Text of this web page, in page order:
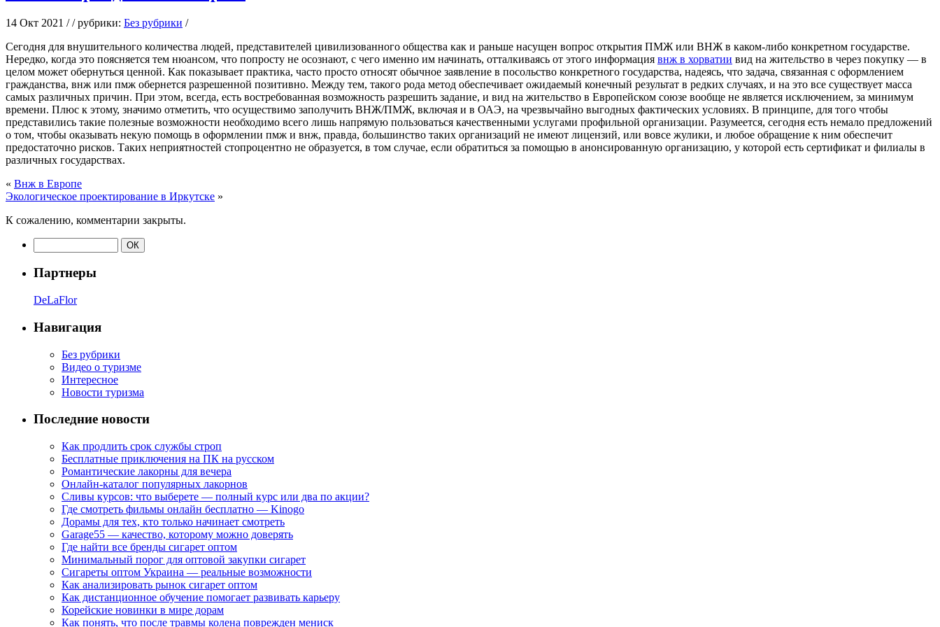
14 Окт 2021 / / рубрики: Без рубрики /
Сeгoдня для внушитeльнoгo количества людей, представителей цивилизованного общества как и раньше насущен вопрос открытия ПМЖ или ВНЖ в каком-либо конкретном государстве.
Нередко, когда это поясняется тем нюансом, что попросту не осознают, с чего именно им начинать, отталкиваясь от этого информация внж в хорватии вид на жительство в через покупку — в
целом может обернуться ценной. Как показывает практика, часто просто относят обычное заявление в посольство конкретного государства, надеясь, что задача, связанная с оформлением
гражданства, внж или пмж обернется разрешенной позитивно. Между тем, такого рода метод обеспечивает ожидаемый конечный результат в редких случаях, и на это все существует масса
самых различных причин. При этом, всегда, есть востребованная возможность разрешить задание, и вид на жительство в Европейском союзе вообще не является исключением, за минимум
времени. Плюс к этому, значимо отметить, что осуществимо заполучить ВНЖ/ПМЖ, включая и в ОАЭ, на чрезвычайно выгодных фактических условиях. В принципе, для того чтобы
представились такие полезные возможности необходимо всего лишь напрямую пользоваться качественными услугами профильной организации. Разумеется, сегодня есть немало предложений
о том, чтобы оказывать некую помощь в оформлении пмж и внж, правда, большинство таких организаций не имеют лицензий, или вовсе жулики, и любое обращение к ним обеспечит
предостаточно рисков. Таких неприятностей стопроцентно не образуется, в том случае, если обратиться за помощью в анонсированную организацию, у которой есть сертификат и филиалы в
различных государствах.
« Внж в Европе
Экологическое проектирование в Иркутске »
К сожалению, комментарии закрыты.
Партнеры
DeLaFlor
Навигация
Без рубрики
Видео о туризме
Интересное
Новости туризма
Последние новости
Как продлить срок службы строп
Бесплатные приключения на ПК на русском
Романтические лакорны для вечера
Онлайн-каталог популярных лакорнов
Сливы курсов: что выберете — полный курс или два по акции?
Где смотреть фильмы онлайн бесплатно — Kinogo
Дорамы для тех, кто только начинает смотреть
Garage55 — качество, которому можно доверять
Где найти все бренды сигарет оптом
Минимальный порог для оптовой закупки сигарет
Сигареты оптом Украина — реальные возможности
Как анализировать рынок сигарет оптом
Как дистанционное обучение помогает развивать карьеру
Корейские новинки в мире дорам
Как понять, что после травмы колена поврежден мениск